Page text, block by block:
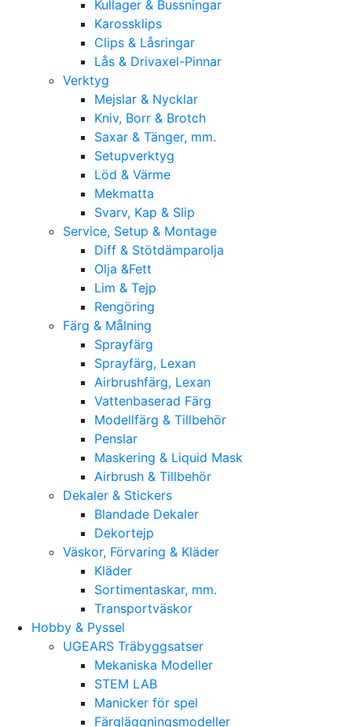
Kullager & Bussningar
Karossklips
Clips & Låsringar
Lås & Drivaxel-Pinnar
Verktyg
Mejslar & Nycklar
Kniv, Borr & Brotch
Saxar & Tänger, mm.
Setupverktyg
Löd & Värme
Mekmatta
Svarv, Kap & Slip
Service, Setup & Montage
Diff & Stötdämparolja
Olja &Fett
Lim & Tejp
Rengöring
Färg & Målning
Sprayfärg
Sprayfärg, Lexan
Airbrushfärg, Lexan
Vattenbaserad Färg
Modellfärg & Tillbehör
Penslar
Maskering & Liquid Mask
Airbrush & Tillbehör
Dekaler & Stickers
Blandade Dekaler
Dekortejp
Väskor, Förvaring & Kläder
Kläder
Sortimentaskar, mm.
Transportväskor
Hobby & Pyssel
UGEARS Träbyggsatser
Mekaniska Modeller
STEM LAB
Manicker för spel
Färgläggningsmodeller